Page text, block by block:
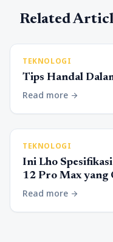
Related
TEKNOLOGI
Tips Handal
Read more arrow_forward
TEKNOLOGI
Ini Lho
12 Pro Max yang
Read more arrow_forward